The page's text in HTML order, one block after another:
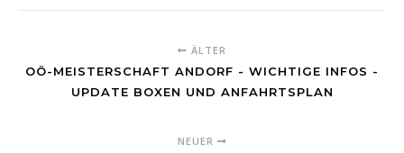
ÄLTER
OÖ-MEISTERSCHAFT ANDORF - WICHTIGE INFOS -
UPDATE BOXEN UND ANFAHRTSPLAN
NEUER